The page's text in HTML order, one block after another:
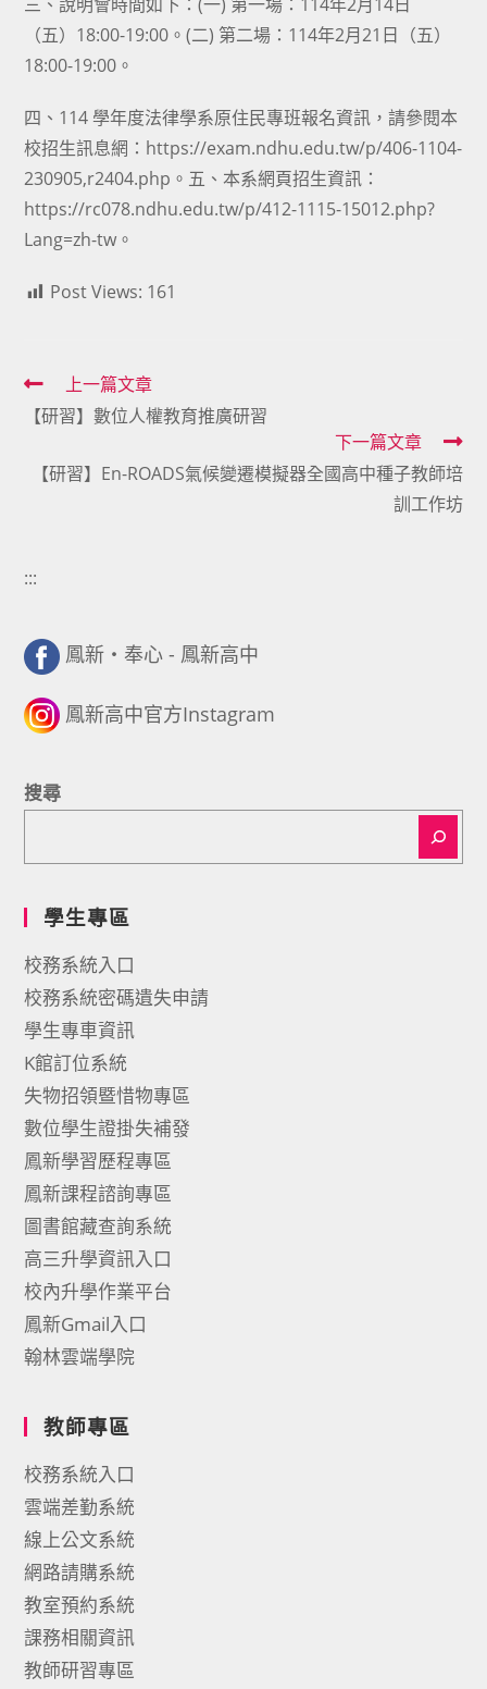
（五）18:00-19:00。(二) 第二場：114年2月21日（五）
18:00-19:00。
四、114 學年度法律學系原住民專班報名資訊，請參閱本
校招生訊息網： https://exam.ndhu.edu.tw/p/406-1104-
230905,r2404.php。五、本系網頁招生資訊：
https://rc078.ndhu.edu.tw/p/412-1115-15012.php?
Lang=zh-tw 。
Post Views: 161
Read
more
上一篇文章
【研習】數位人權教育推廣研習
下一篇文章
【研習】En-ROADS氣候變遷模擬器全國高中種子教師培
訓工作坊
:::
鳳新・奉心 - 鳳新高中
鳳新高中官方Instagram
搜尋
學生專區
校務系統入口
校務系統密碼遺失申請
學生專車資訊
K館訂位系統
失物招領暨惜物專區
數位學生證掛失補發
鳳新學習歷程專區
鳳新課程諮詢專區
圖書館藏查詢系統
高三升學資訊入口
校內升學作業平台
鳳新Gmail入口
翰林雲端學院
教師專區
校務系統入口
雲端差勤系統
線上公文系統
網路請購系統
教室預約系統
課務相關資訊
教師研習專區